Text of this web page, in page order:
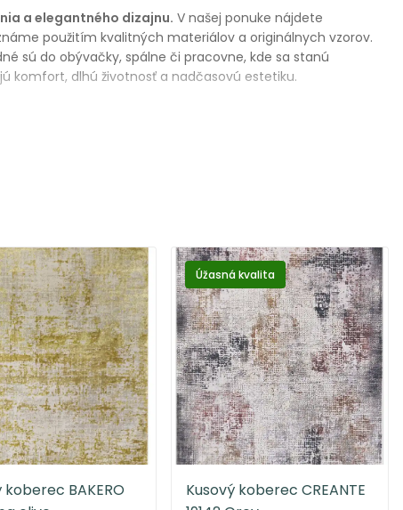
a elegantného dizajnu. V našej ponuke nájdete
použitím kvalitných materiálov a originálnych vzorov.
sú do obývačky, spálne či pracovne, kde sa stanú
komfort, dlhú životnosť a nadčasovú estetiku.
koberec BAKERO
Kusový koberec CREANTE
Úžasná kvalita